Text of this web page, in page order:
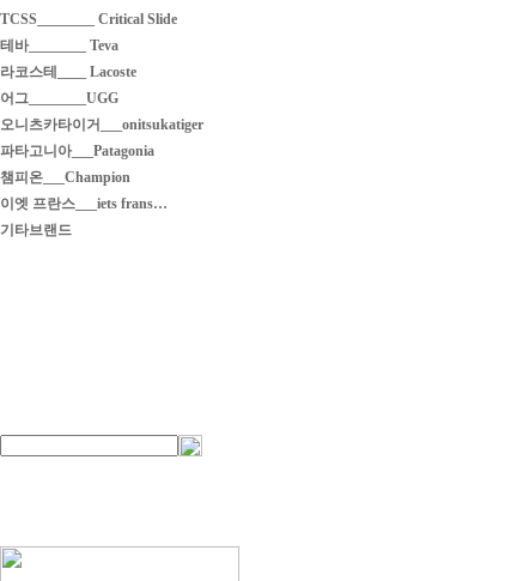
TCSS________ Critical Slide
테바________ Teva
라코스테____ Lacoste
어그________UGG
오니츠카타이거___onitsukatiger
파타고니아___Patagonia
챔피온___Champion
이엣 프란스___iets frans…
기타브랜드